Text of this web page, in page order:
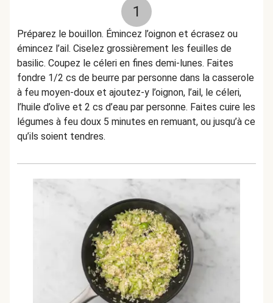
1
Préparez le bouillon. Émincez l’oignon et écrasez ou
émincez l’ail. Ciselez grossièrement les feuilles de
basilic. Coupez le céleri en fines demi-lunes. Faites
fondre 1/2 cs de beurre par personne dans la casserole
à feu moyen-doux et ajoutez-y l’oignon, l’ail, le céleri,
l’huile d’olive et 2 cs d’eau par personne. Faites cuire les
légumes à feu doux 5 minutes en remuant, ou jusqu’à ce
qu’ils soient tendres.